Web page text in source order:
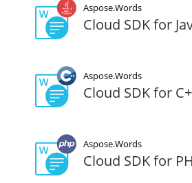
Aspose.Words
Cloud SDK for
Aspose.Words
Cloud SDK for
Aspose.Words
Cloud SDK for